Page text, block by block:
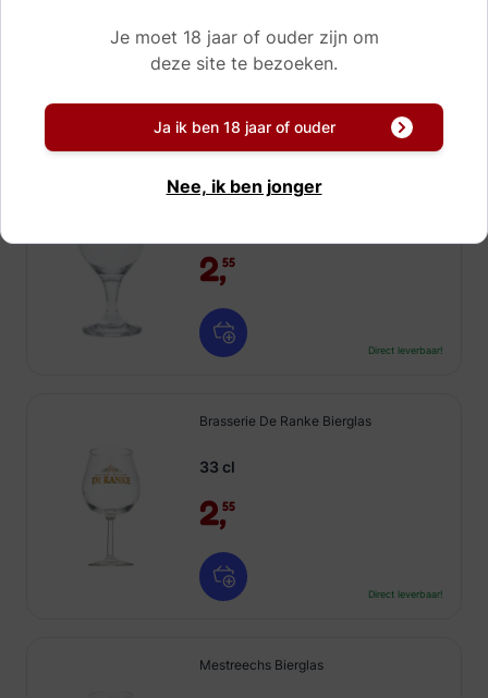
2,
Direct leverbaar!
Dampegheest Bierglas
2,55
Direct leverbaar!
Brasserie De Ranke Bierglas
33 cl
2,55
Direct leverbaar!
Mestreechs Bierglas
Je moet 18 jaar of ouder zijn om
deze site te bezoeken.
Ja ik ben 18 jaar of ouder
Nee, ik ben jonger